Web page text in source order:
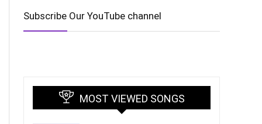
Subscribe Our YouTube channel
MOST VIEWED SONGS